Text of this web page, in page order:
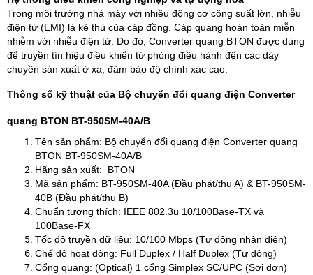
Trong môi trường nhà máy với nhiều động cơ công suất lớn, nhiễu
điện từ (EMI) là kẻ thù của cáp đồng. Cáp quang hoàn toàn miễn
nhiễm với nhiễu điện từ. Do đó, Converter quang BTON được dùng
để truyền tín hiệu điều khiển từ phòng điều hành đến các dây
chuyền sản xuất ở xa, đảm bảo độ chính xác cao.
Thông số kỹ thuật của Bộ chuyển đổi quang điện Converter
quang BTON BT-950SM-40A/B
Tên sản phẩm: Bộ chuyển đổi quang điện Converter quang
BTON BT-950SM-40A/B
Hãng sản xuất: BTON
Mã sản phẩm: BT-950SM-40A (Đầu phát/thu A) & BT-950SM-
40B (Đầu phát/thu B)
Chuẩn tương thích: IEEE 802.3u 10/100Base-TX và
100Base-FX
Tốc độ truyền dữ liệu: 10/100 Mbps (Tự động nhận diện)
Chế độ hoạt động: Full Duplex / Half Duplex (Tự động)
Cổng quang: (Optical) 1 cổng Simplex SC/UPC (Sợi đơn)